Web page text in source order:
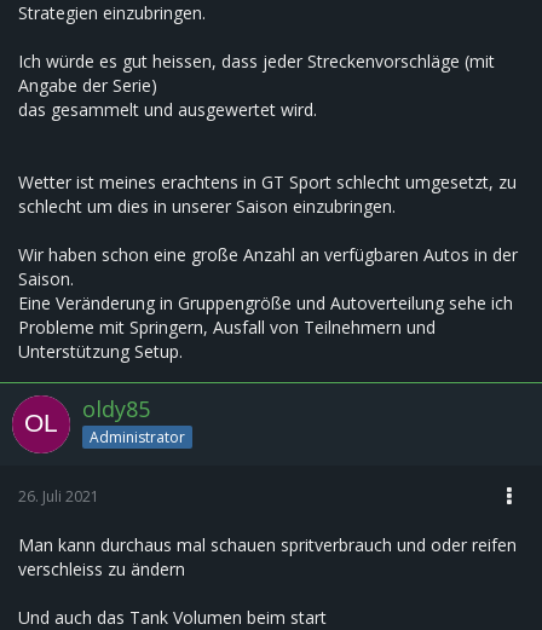
Strategien einzubringen.
Ich würde es gut heissen, dass jeder Streckenvorschläge (mit
Angabe der Serie)
das gesammelt und ausgewertet wird.
Wetter ist meines erachtens in GT Sport schlecht umgesetzt, zu
schlecht um dies in unserer Saison einzubringen.
Wir haben schon eine große Anzahl an verfügbaren Autos in der
Saison.
Eine Veränderung in Gruppengröße und Autoverteilung sehe ich
Probleme mit Springern, Ausfall von Teilnehmern und
Unterstützung Setup.
oldy85
Administrator
26. Juli 2021
Man kann durchaus mal schauen spritverbrauch und oder reifen
verschleiss zu ändern
Und auch das Tank Volumen beim start